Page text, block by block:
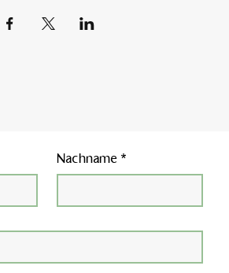
Nachname *